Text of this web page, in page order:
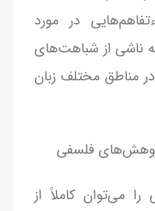
در مورد
ناشی از شباهت‌های
مناطق مختلف زبان
فلسفی
می‌توان کاملاً از